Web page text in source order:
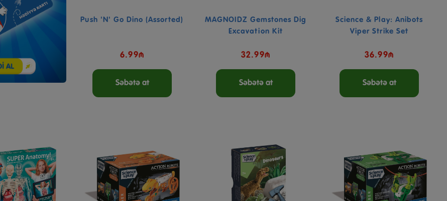
Push 'N' Go Dino (assorted)
6.99₼
Səbətə at
MAGNOIDZ Gemstones Dig
Excavation Kit
32.99₼
Səbətə at
Science & Play: Anibots
Viper Strike Set
36.99₼
Səbətə at